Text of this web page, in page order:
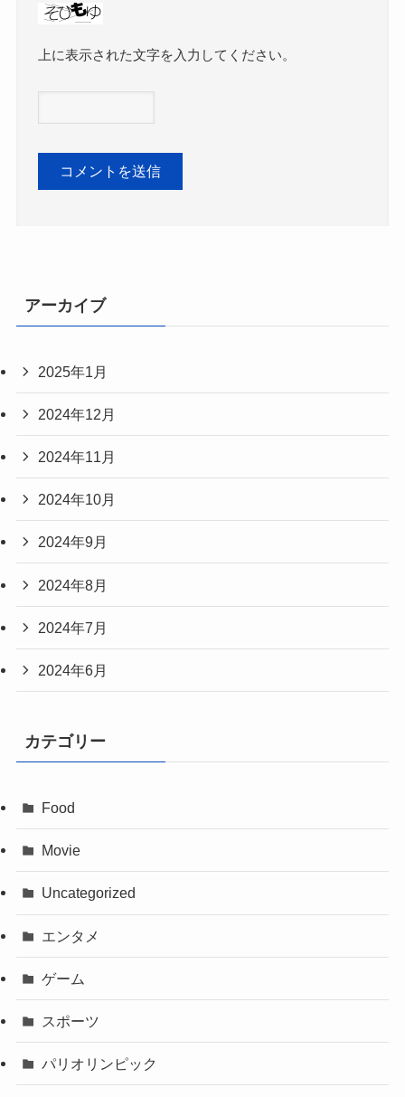
上に表示された文字を入力してください。
アーカイブ
2025年1月
2024年12月
2024年11月
2024年10月
2024年9月
2024年8月
2024年7月
2024年6月
カテゴリー
Food
Movie
Uncategorized
エンタメ
ゲーム
スポーツ
パリオリンピック